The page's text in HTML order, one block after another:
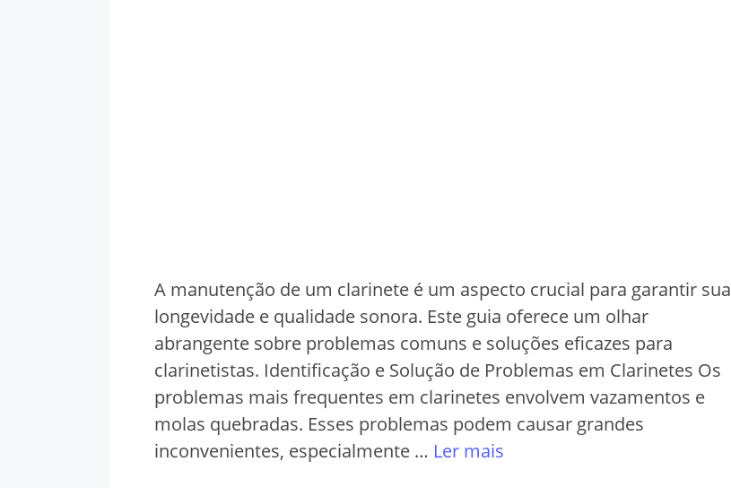
A manutenção de um clarinete é um aspecto crucial para garantir sua
longevidade e qualidade sonora. Este guia oferece um olhar
abrangente sobre problemas comuns e soluções eficazes para
clarinetistas. Identificação e Solução de Problemas em Clarinetes Os
problemas mais frequentes em clarinetes envolvem vazamentos e
molas quebradas. Esses problemas podem causar grandes
inconvenientes, especialmente … Ler mais